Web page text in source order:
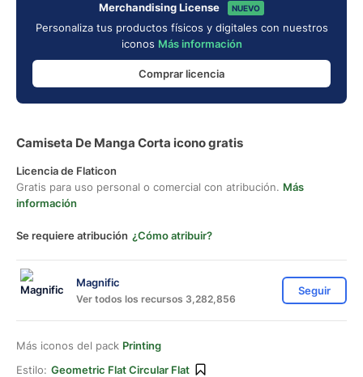
Merchandising License NUEVO
Personaliza tus productos físicos y digitales con nuestros
iconos Más información
Comprar licencia
Camiseta De Manga Corta icono gratis
Licencia de Flaticon
Gratis para uso personal o comercial con atribución. Más
información
Se requiere atribución ¿Cómo atribuir?
Magnific
Ver todos los recursos 3,282,856
Seguir
Más iconos del pack Printing
Estilo: Geometric Flat Circular Flat